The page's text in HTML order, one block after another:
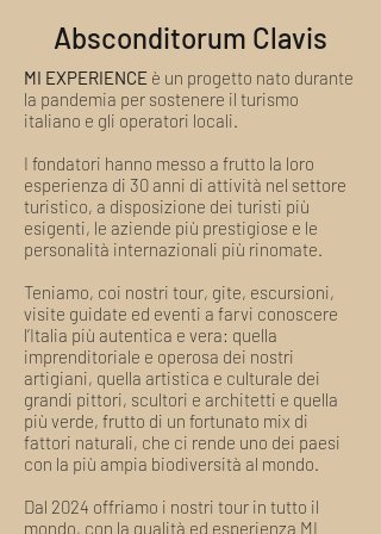
e i veri appassionati di arte e cultura
Il Tour non è personale. Posso fare un
regalo?
Assolutamente sì. Utilizzi il campo in alto
per indicarci il nome del destinatario del
regalo e il suo indirizzo email. Riceverà
una nostra comunicazione speciale col
regalo e il suo nominativo. Qualora
deisderi una maggiore personalizzazione
o abbia esigenze speciali la invitiamo a
welcome@miexperiencetours.com.
Cosa è incluso nel pacchetto del tour?
Approfondimenti, curiosità e scoperte
inedite: questo e molto altro sono i Tour
MI EXPERIENCE.
I nostri tour includono sempre:
Ideazione e organizzazione
Contatto e rispetto delle tradizioni
Personal: un NFT unico, generato a
durante il tour scelto
L'NFT verrà custodito nel nostro wallet o
inviato al suo senza costi aggiuntivi
Absconditorum Clavis
MI EXPERIENCE è un progetto nato durante
la pandemia per sostenere il turismo
italiano e gli operatori locali.
I fondatori hanno messo a frutto la loro
esperienza di 30 anni di attività nel settore
turistico, a disposizione dei turisti più
esigenti, le aziende più prestigiose e le
personalità internazionali più rinomate.
Teniamo, coi nostri tour, gite, escursioni,
visite guidate ed eventi a farvi conoscere
l’Italia più autentica e vera: quella
imprenditoriale e operosa dei nostri
artigiani, quella artistica e culturale dei
grandi pittori, scultori e architetti e quella
più verde, frutto di un fortunato mix di
fattori naturali, che ci rende uno dei paesi
con la più ampia biodiversità al mondo.
Dal 2024 offriamo i nostri tour in tutto il
mondo, con la qualità ed esperienza MI